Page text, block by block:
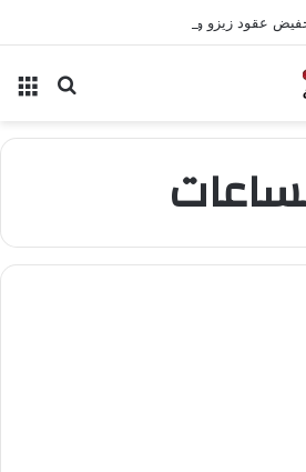
عقود زيزو والشناوي
بحث